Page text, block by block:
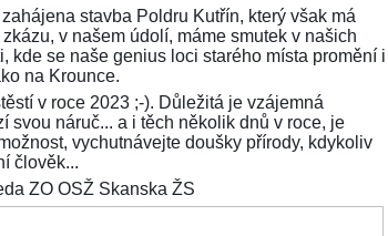
stavba Poldru Kutřín, který však má
v našem údolí, máme smutek v našich
kde se naše genius loci starého místa promění i
na Krounce.
v roce 2023 ;-). Důležitá je vzájemná
svou náruč... a i těch několik dnů v roce, je
vychutnávejte doušky přírody, kdykoliv
člověk...
ZO OSŽ Skanska ŽS